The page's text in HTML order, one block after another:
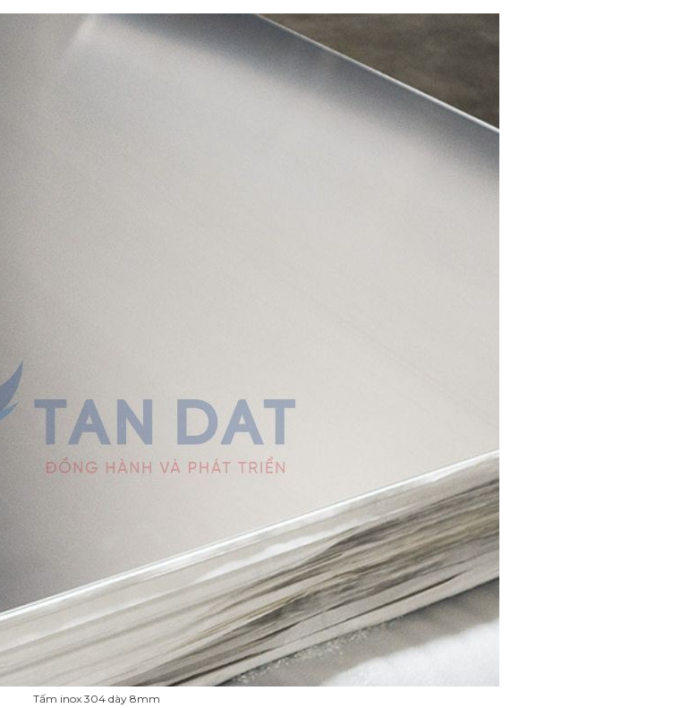
Tấm inox 304 dày 8mm